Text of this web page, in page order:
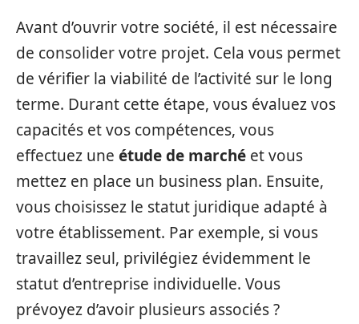
Avant d’ouvrir votre société, il est nécessaire
de consolider votre projet. Cela vous permet
de vérifier la viabilité de l’activité sur le long
terme. Durant cette étape, vous évaluez vos
capacités et vos compétences, vous
effectuez une étude de marché et vous
mettez en place un business plan. Ensuite,
vous choisissez le statut juridique adapté à
votre établissement. Par exemple, si vous
travaillez seul, privilégiez évidemment le
statut d’entreprise individuelle. Vous
prévoyez d’avoir plusieurs associés ?